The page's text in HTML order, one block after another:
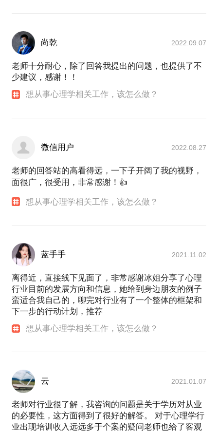
尚乾 2022.09.07
老师十分耐心，除了回答我提出的问题，也提供了不
少建议，感谢！！
想从事心理学相关工作，该怎么做？
微信用户 2022.08.27
老师的回答站的高看得远，一下子开阔了我的视野，
面很广，很受用，非常感谢！👍
想从事心理学相关工作，该怎么做？
蓝手手 2021.11.02
离得近，直接线下见面了，非常感谢冰姐分享了心理
行业目前的发展方向和信息，她给到身边朋友的例子
蛮适合我自己的，聊完对行业有了一个整体的框架和
下一步的行动计划，推荐
想从事心理学相关工作，该怎么做？
云 2021.01.07
老师对行业很了解，我咨询的问题是关于学历对从业
的必要性，这方面得到了很好的解答。 对于心理学行
业出现培训收入远远多于个案的疑问老师也给了客观